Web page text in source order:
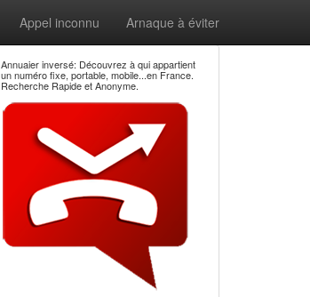
Appel inconnu Arnaque à éviter
Annuaier inversé: Découvrez à qui appartient
un numéro fixe, portable, mobile...en France.
Recherche Rapide et Anonyme.